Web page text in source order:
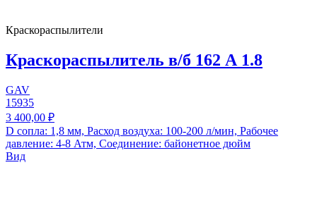
Краскораспылители
Краскораспылитель в/б 162 А 1.8
GAV
15935
3 400,00 ₽
D сопла: 1,8 мм, Расход воздуха: 100-200 л/мин, Рабочее
давление: 4-8 Атм, Соединение: байонетное дюйм
Вид